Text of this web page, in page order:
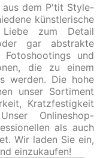
dem P'tit Style-
künstlerische
zum Detail
gar abstrakte
Fotoshootings und
die zu einem
werden. Die hohe
unser Sortiment
Kratzfestigkeit
Onlineshop-
als auch
Wir laden Sie ein,
einzukaufen!